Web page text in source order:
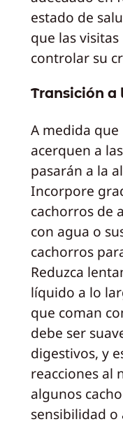
estado de
que las
controlar su
Transición
A medida que
acerquen a
pasarán a la
Incorpore
cachorros de
con agua o
cachorros
Reduzca
líquido a lo
que coman
debe ser
digestivos, y
reacciones al
algunos
sensibilidad o